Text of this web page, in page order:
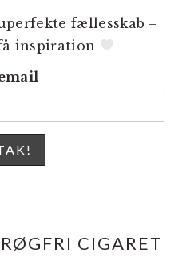
fællesskab –
inspiration
CIGARET